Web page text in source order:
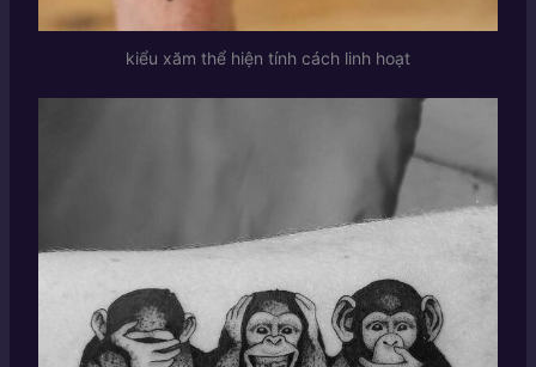
kiểu xăm thể hiện tính cách linh hoạt